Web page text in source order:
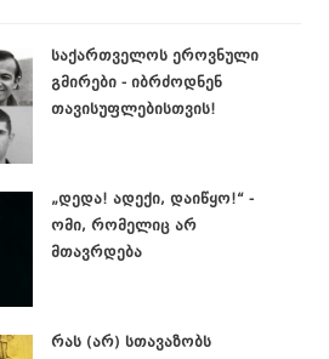
საქართველოს ეროვნული
გმირები - იბრძოდნენ
თავისუფლებისთვის!
„დედა! ადექი, დაიწყო!“ -
ომი, რომელიც არ
მთავრდება
რას (არ) სთავაზობს